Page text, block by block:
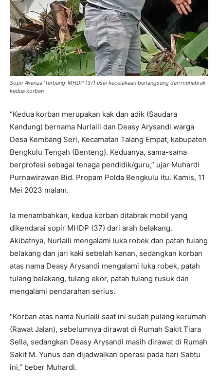
Sopir Avanza ‘Terbang’ MHDP (37) usai kecelakaan berlangsung dan menabrak
kedua korban
“Kedua korban merupakan kak dan adik (Saudara
Kandung) bernama Nurlaili dan Deasy Arysandi warga
Desa Kembang Seri, Kecamatan Talang Empat, kabupaten
Bengkulu Tengah (Benteng). Keduanya, sama-sama
berprofesi sebagai tenaga pendidik/guru,” ujar Muhardi
Purnawirawan Bid. Propam Polda Bengkulu itu. Kamis, 11
Mei 2023 malam.
Ia menambahkan, kedua korban ditabrak mobil yang
dikendarai sopir MHDP (37) dari arah belakang.
Akibatnya, Nurlaili mengalami luka robek dan patah tulang
belakang dan jari kaki sebelah kanan, sedangkan korban
atas nama Deasy Arysandi mengalami luka robek, patah
tulang belakang, tulang ekor, patah tulang rusuk dan
mengalami pendarahan serius.
“Korban atas nama Nurlaili saat ini sudah pulang kerumah
(Rawat Jalan), sebelumnya dirawat di Rumah Sakit Tiara
Sella, sedangkan Deasy Arysandi masih dirawat di Rumah
Sakit M. Yunus dan dijadwalkan operasi pada hari Sabtu
ini,” beber Muhardi.